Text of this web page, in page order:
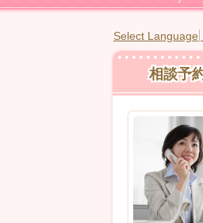
Select Language
相談予